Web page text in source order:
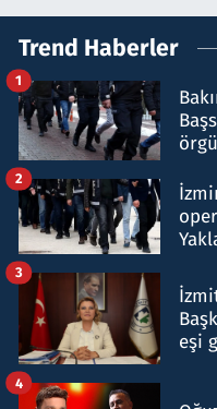
Trend Haberler
1
2
eşi
3
4